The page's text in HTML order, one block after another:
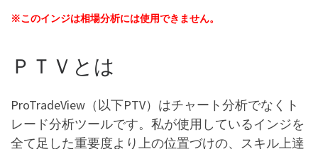
※このインジは相場分析には使用できません。
ＰＴＶとは
ProTradeView（以下PTV）はチャート分析でなくト
レード分析ツールです。私が使用しているインジを
全て足した重要度より上の位置づけの、スキル上達